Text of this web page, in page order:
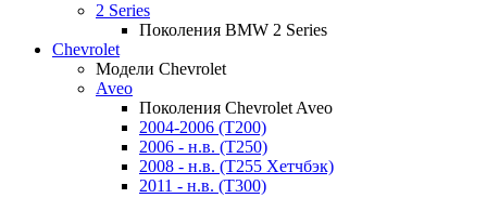
2 Series
Поколения BMW 2 Series
Chevrolet
Модели Chevrolet
Aveo
Поколения Chevrolet Aveo
2004-2006 (T200)
2006 - н.в. (T250)
2008 - н.в. (T255 Хетчбэк)
2011 - н.в. (Т300)